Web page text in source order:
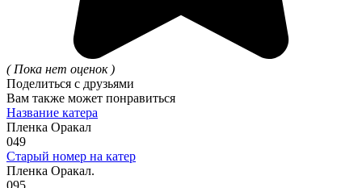
( Пока нет оценок )
Поделиться с друзьями
Вам также может понравиться
Название катера
Пленка Оракал
049
Старый номер на катер
Пленка Оракал.